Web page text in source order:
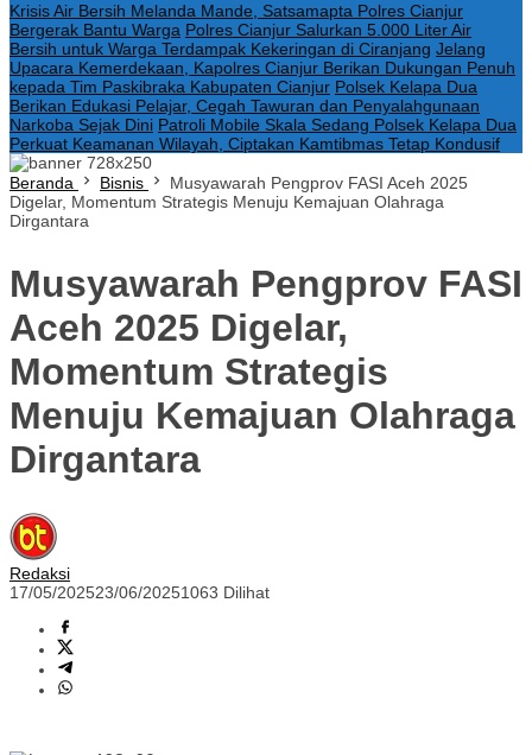
Krisis Air Bersih Melanda Mande, Satsamapta Polres Cianjur
Bergerak Bantu Warga Polres Cianjur Salurkan 5.000 Liter Air
Bersih untuk Warga Terdampak Kekeringan di Ciranjang Jelang
Upacara Kemerdekaan, Kapolres Cianjur Berikan Dukungan Penuh
kepada Tim Paskibraka Kabupaten Cianjur Polsek Kelapa Dua
Berikan Edukasi Pelajar, Cegah Tawuran dan Penyalahgunaan
Narkoba Sejak Dini Patroli Mobile Skala Sedang Polsek Kelapa Dua
Perkuat Keamanan Wilayah, Ciptakan Kamtibmas Tetap Kondusif
Beranda Bisnis
Musyawarah Pengprov FASI Aceh 2025
Digelar, Momentum Strategis Menuju Kemajuan Olahraga
Dirgantara
Musyawarah Pengprov FASI
Aceh 2025 Digelar,
Momentum Strategis
Menuju Kemajuan Olahraga
Dirgantara
Redaksi
17/05/202523/06/20251063 Dilihat